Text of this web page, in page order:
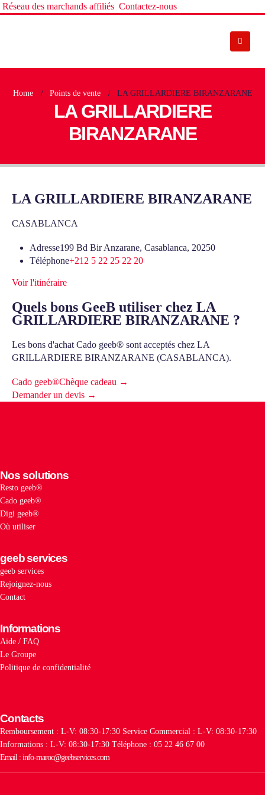
Réseau des marchands affiliés Contactez-nous
Home Points de vente LA GRILLARDIERE BIRANZARANE
LA GRILLARDIERE
BIRANZARANE
LA GRILLARDIERE BIRANZARANE
CASABLANCA
Adresse199 Bd Bir Anzarane, Casablanca, 20250
Téléphone+212 5 22 25 22 20
Voir l'itinéraire
Quels bons GeeB utiliser chez LA
GRILLARDIERE BIRANZARANE ?
Les bons d'achat Cado geeb® sont acceptés chez LA
GRILLARDIERE BIRANZARANE (CASABLANCA).
Cado geeb®Chèque cadeau →
Demander un devis →
Nos solutions
Resto geeb®
Cado geeb®
Digi geeb®
Où utiliser
geeb services
geeb services
Rejoignez-nous
Contact
Informations
Aide / FAQ
Le Groupe
Politique de confidentialité
Contacts
Remboursement : L-V: 08:30-17:30 Service Commercial : L-V: 08:30-17:30
Informations : L-V: 08:30-17:30 Téléphone : 05 22 46 67 00
Email : info-maroc@geebservices.com